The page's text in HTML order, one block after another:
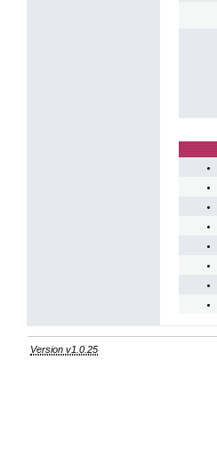
Version v1.0.25